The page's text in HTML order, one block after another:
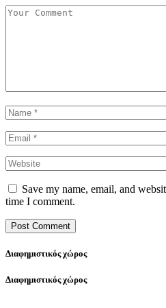
Save my name, email, and
time I comment.
Διαφημιστικός χώρος
Διαφημιστικός χώρος